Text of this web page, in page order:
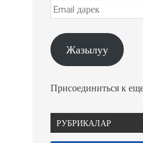
Жазылуу
Присоединиться к
РУБРИКАЛАР